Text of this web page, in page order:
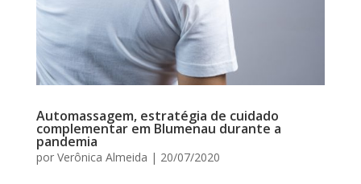
Automassagem, estratégia de cuidado
complementar em Blumenau durante a
pandemia
por Verônica Almeida | 20/07/2020